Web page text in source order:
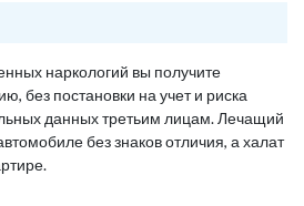
наркологий вы получите
без постановки на учет и риска
данных третьим лицам. Лечащий
без знаков отличия, а халат